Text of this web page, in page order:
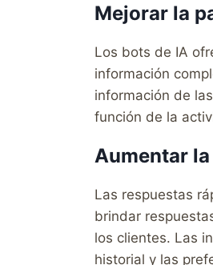
Mejorar la
Los bots de IA
información
información de
función de la
Aumentar
Las respuestas
brindar
los clientes. Las
historial y las